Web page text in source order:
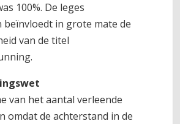
100%. De leges
in grote mate de
van de titel
van het aantal verleende
omdat de achterstand in de